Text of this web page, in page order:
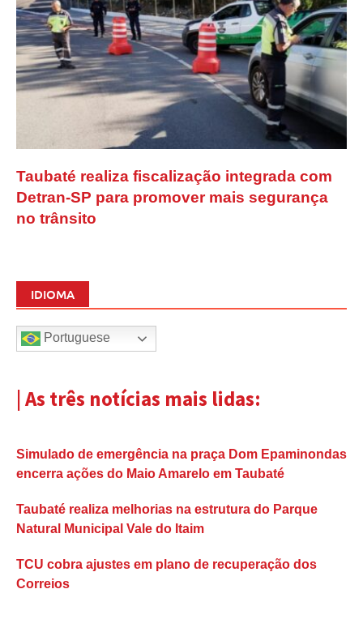
Taubaté realiza fiscalização integrada com
Detran-SP para promover mais segurança
no trânsito
IDIOMA
Portuguese
| As três notícias mais lidas:
Simulado de emergência na praça Dom Epaminondas
encerra ações do Maio Amarelo em Taubaté
Taubaté realiza melhorias na estrutura do Parque
Natural Municipal Vale do Itaim
TCU cobra ajustes em plano de recuperação dos
Correios